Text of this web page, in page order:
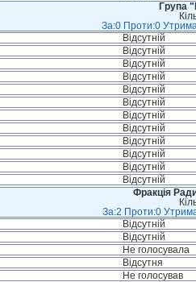
Група
За:0 Проти:0
Відсутній
Відсутній
Відсутній
Відсутній
Відсутній
Відсутній
Відсутній
Відсутній
Відсутній
Відсутній
Відсутній
Відсутній
Фракція
За:2 Проти:0
Відсутній
Відсутній
Не голосувала
Відсутня
Не голосував